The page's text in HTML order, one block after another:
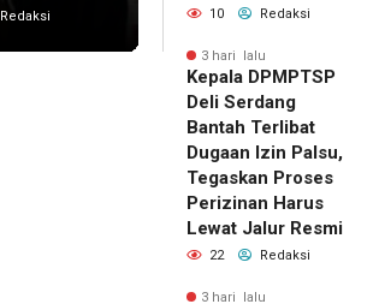
Redaksi
10 Redaksi
3 hari lalu
Kepala DPMPTSP
Deli Serdang
Bantah Terlibat
Dugaan Izin Palsu,
Tegaskan Proses
Perizinan Harus
Lewat Jalur Resmi
22 Redaksi
3 hari lalu